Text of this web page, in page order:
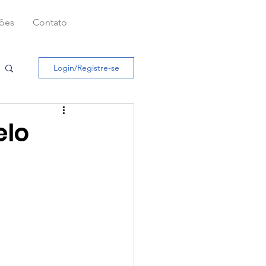
Contato
Login/Registre-se